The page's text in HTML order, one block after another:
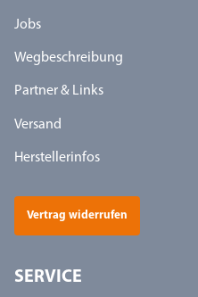
Jobs
Wegbeschreibung
Partner & Links
Versand
Herstellerinfos
Vertrag widerrufen
SERVICE